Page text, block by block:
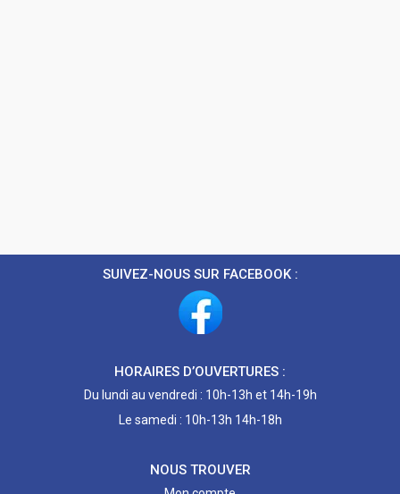
SUIVEZ-NOUS SUR FACEBOOK :
HORAIRES D’OUVERTURES :
Du lundi au vendredi : 10h-13h et 14h-19h
Le samedi : 10h-13h 14h-18h
NOUS TROUVER